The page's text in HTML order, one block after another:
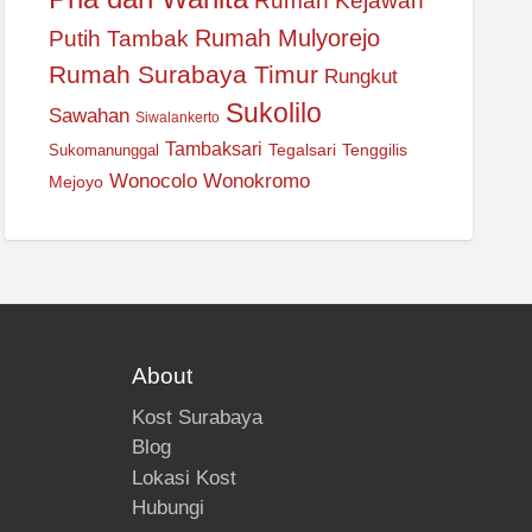
Putih Tambak Rumah Mulyorejo
Rumah Surabaya Timur Rungkut
Sawahan Siwalankerto Sukolilo
Sukomanunggal Tambaksari Tegalsari Tenggilis
Mejoyo Wonocolo Wonokromo
About
Kost Surabaya
Blog
Lokasi Kost
Hubungi